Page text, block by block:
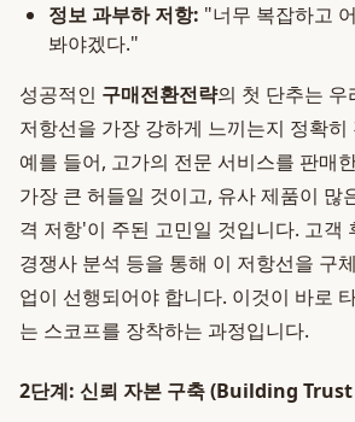
정보 과부하 저항: "너무 복잡하고
봐야겠다."
성공적인 구매전환전략의 첫 단추는 우
저항선을 가장 강하게 느끼는지 정확
예를 들어, 고가의 전문 서비스를 판매
가장 큰 허들일 것이고, 유사 제품이 많
격 저항'이 주된 고민일 것입니다. 고객
경쟁사 분석 등을 통해 이 저항선을 구
업이 선행되어야 합니다. 이것이 바로
는 스코프를 장착하는 과정입니다.
2단계: 신뢰 자본 구축 (Building